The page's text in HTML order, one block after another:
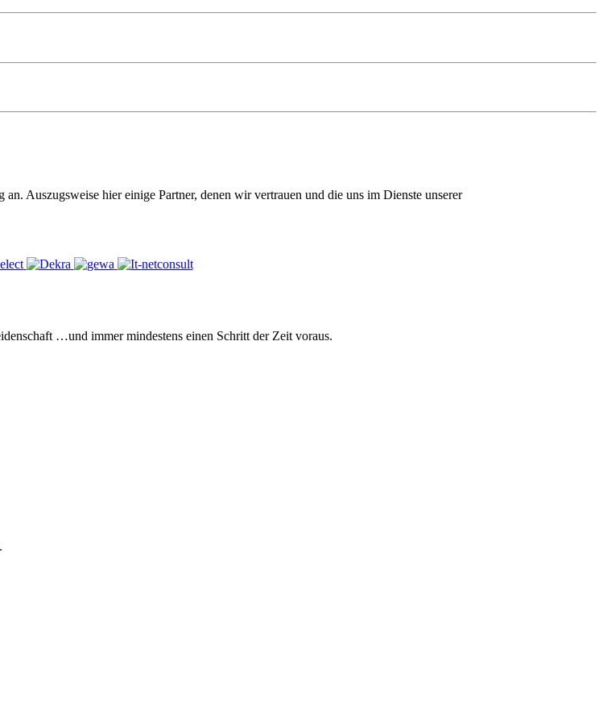
Auszugsweise hier einige Partner, denen wir vertrauen und die uns im Dienste unserer
…und immer mindestens einen Schritt der Zeit voraus.